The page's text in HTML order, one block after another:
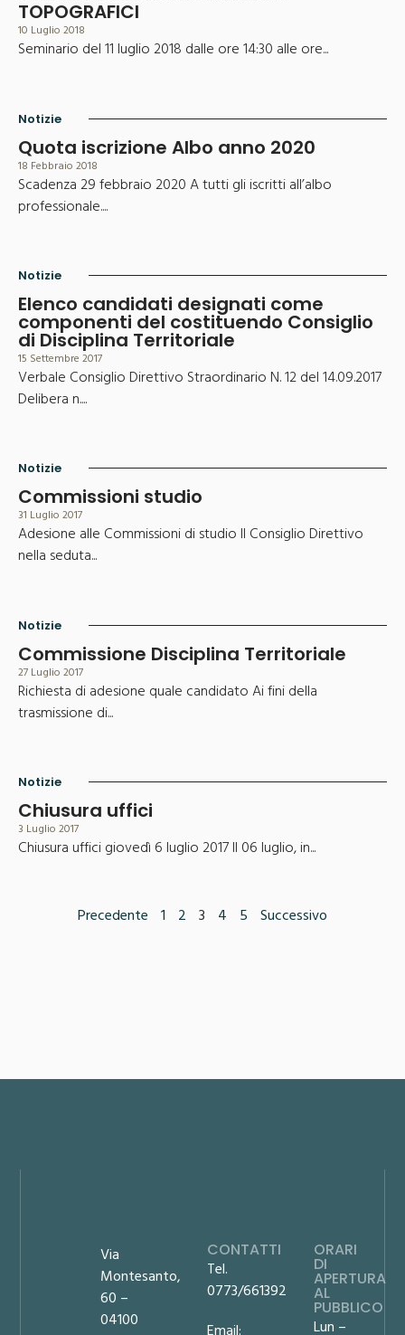
TOPOGRAFICI
10 Luglio 2018
Seminario del 11 luglio 2018 dalle ore 14:30 alle ore...
Notizie
Quota iscrizione Albo anno 2020
18 Febbraio 2018
Scadenza 29 febbraio 2020 A tutti gli iscritti all’albo
professionale....
Notizie
Elenco candidati designati come
componenti del costituendo Consiglio
di Disciplina Territoriale
15 Settembre 2017
Verbale Consiglio Direttivo Straordinario N. 12 del 14.09.2017
Delibera n....
Notizie
Commissioni studio
31 Luglio 2017
Adesione alle Commissioni di studio Il Consiglio Direttivo
nella seduta...
Notizie
Commissione Disciplina Territoriale
27 Luglio 2017
Richiesta di adesione quale candidato Ai fini della
trasmissione di...
Notizie
Chiusura uffici
3 Luglio 2017
Chiusura uffici giovedì 6 luglio 2017 Il 06 luglio, in...
Precedente 1 2 3 4 5 Successivo
Via
Montesanto,
60 –
04100
CONTATTI
Tel.
0773/661392
Email:
ORARI
DI
APERTURA
AL
PUBBLICO
Lun –